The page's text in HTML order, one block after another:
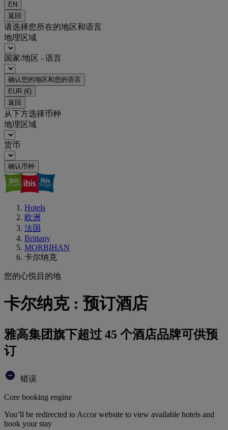
EN
返回
请选择您所在的地区和语言
地理区域
国家/地区 - 语言
确认您的地区和您的语言
EUR (€)
返回
从下方选择币种
地理区域
货币
确认币种
Hotels
欧洲
法国
Brittany
MORBIHAN
卡尔纳克
您的心悦目的地
卡尔纳克 : 预订酒店
雅高集团旗下超过 45 个酒店品牌可供预
订
错误
Core booking engine
You’ll be redirected to Accor website to view available hotels and
book your stay